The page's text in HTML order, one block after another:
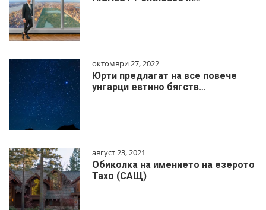
октомври 27, 2022
Юрти предлагат на все повече
унгарци евтино бягств…
август 23, 2021
Обиколка на имението на езерото
Тахо (САЩ)